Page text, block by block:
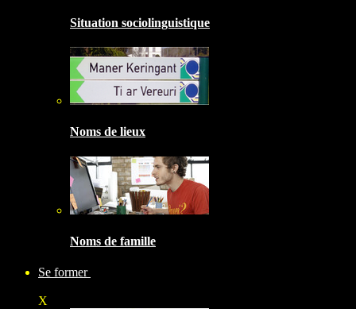
Situation sociolinguistique
Noms de lieux
Noms de famille
Se former
X